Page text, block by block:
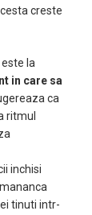
creste
la
in care sa
ca
ritmul
inchisi
tinuti intr-